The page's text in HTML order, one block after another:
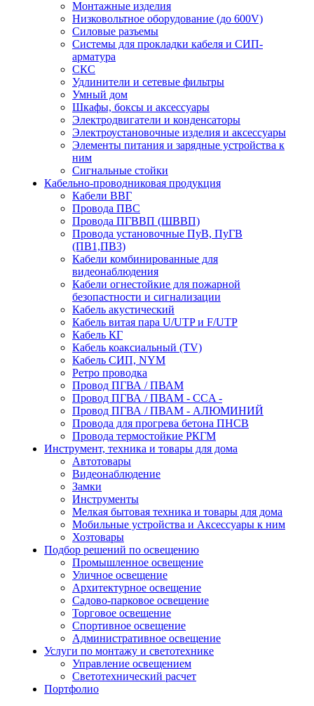
Монтажные изделия
Низковольтное оборудование (до 600V)
Силовые разъемы
Системы для прокладки кабеля и СИП-
арматура
СКС
Удлинители и сетевые фильтры
Умный дом
Шкафы, боксы и аксессуары
Электродвигатели и конденсаторы
Электроустановочные изделия и аксессуары
Элементы питания и зарядные устройства к
ним
Сигнальные стойки
Кабельно-проводниковая продукция
Кабели ВВГ
Провода ПВС
Провода ПГВВП (ШВВП)
Провода установочные ПуВ, ПуГВ
(ПВ1,ПВ3)
Кабели комбинированные для
видеонаблюдения
Кабели огнестойкие для пожарной
безопастности и сигнализации
Кабель акустический
Кабель витая пара U/UTP и F/UTP
Кабель КГ
Кабель коаксиальный (TV)
Кабель СИП, NYM
Ретро проводка
Провод ПГВА / ПВАМ
Провод ПГВА / ПВАМ - CCA -
Провод ПГВА / ПВАМ - АЛЮМИНИЙ
Провода для прогрева бетона ПНСВ
Провода термостойкие РКГМ
Инструмент, техника и товары для дома
Автотовары
Видеонаблюдение
Замки
Инструменты
Мелкая бытовая техника и товары для дома
Мобильные устройства и Аксессуары к ним
Хозтовары
Подбор решений по освещению
Промышленное освещение
Уличное освещение
Архитектурное освещение
Садово-парковое освещение
Торговое освещение
Спортивное освещение
Административное освещение
Услуги по монтажу и светотехнике
Управление освещением
Светотехнический расчет
Портфолио